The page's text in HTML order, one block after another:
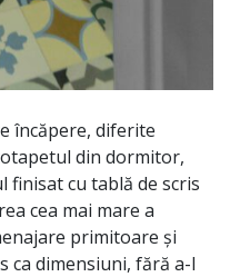
încăpere, diferite
din dormitor,
finisat cu tablă de scris
cea mai mare a
primitoare și
ca dimensiuni, fără a-l